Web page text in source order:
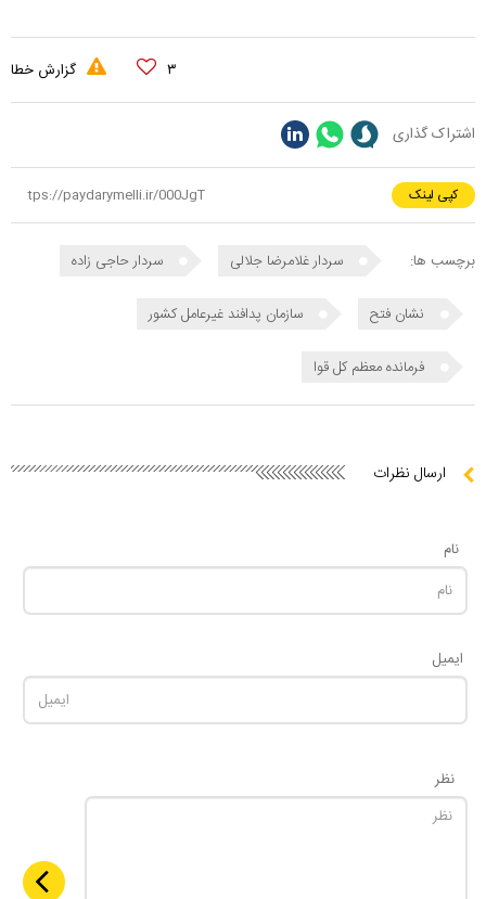
۳ گزارش خطا
اشتراک گذاری
کپی لینک
برچسب ها: سردار غلامرضا جلالی سردار حاجی زاده
نشان فتح سازمان پدافند غیرعامل کشور
فرمانده معظم کل قوا
ارسال نظرات
نام
ایمیل
نظر